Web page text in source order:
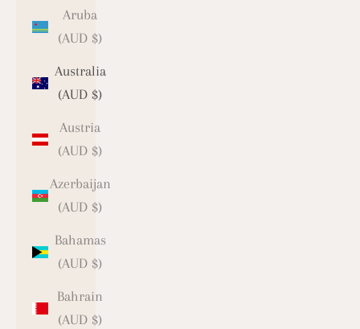
Aruba
(AUD $)
Australia
(AUD $)
Austria
(AUD $)
Azerbaijan
(AUD $)
Bahamas
(AUD $)
Bahrain
(AUD $)